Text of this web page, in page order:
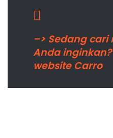
–> Sedang
Anda
website Carro